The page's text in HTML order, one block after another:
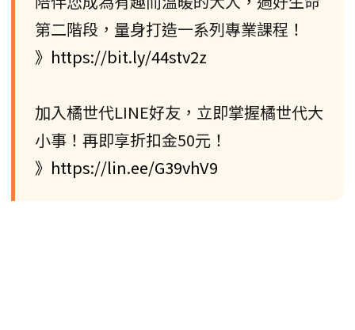
第二階段，量身打造一系列專業課程！
》https://bit.ly/44stv2z
加入橘世代LINE好友，立即掌握橘世代大
小事！再即享折扣金50元！
》https://lin.ee/G39vhV9